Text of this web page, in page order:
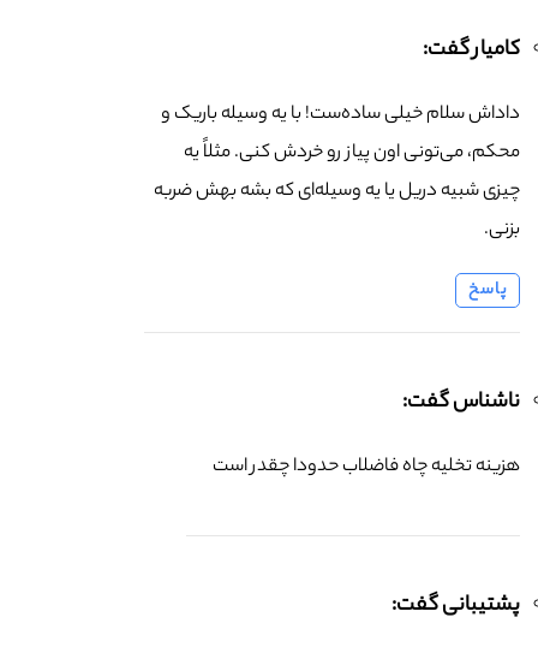
کامیار گفت:
داداش سلام خیلی ساده‌ست! با یه وسیله باریک و
محکم، می‌تونی اون پیاز رو خردش کنی. مثلاً یه
چیزی شبیه دریل یا یه وسیله‌ای که بشه بهش ضربه
بزنی.
پاسخ
ناشناس گفت:
هزینه تخلیه چاه فاضلاب حدودا چقدر است
پشتیبانی گفت: